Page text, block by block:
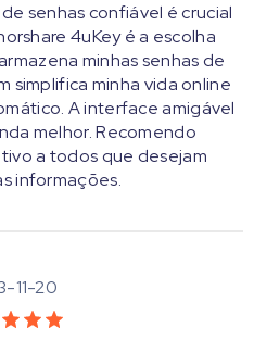
senhas confiável é crucial
4uKey é a escolha
minhas senhas de
simplifica minha vida online
A interface amigável
melhor. Recomendo
a todos que desejam
informações.
11-20